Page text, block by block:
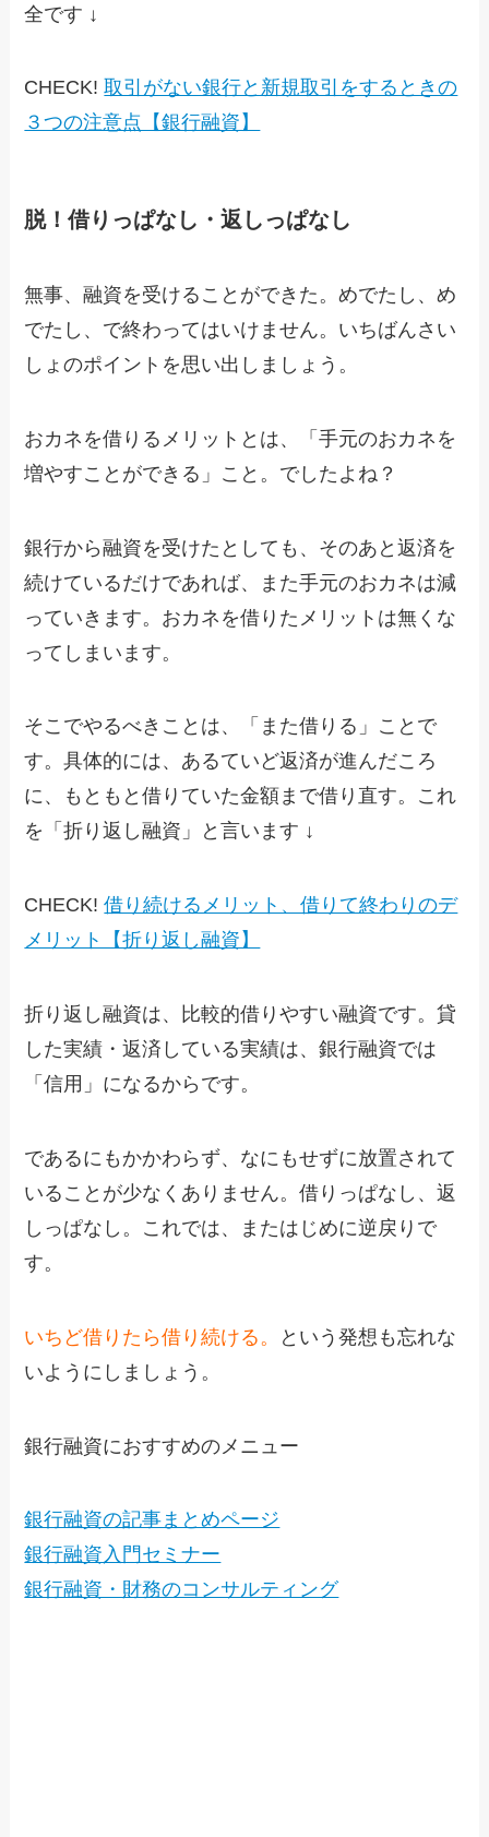
全です ↓
CHECK!取引がない銀行と新規取引をするときの
３つの注意点【銀行融資】
脱！借りっぱなし・返しっぱなし
無事、融資を受けることができた。めでたし、め
でたし、で終わってはいけません。いちばんさい
しょのポイントを思い出しましょう。
おカネを借りるメリットとは、「手元のおカネを
増やすことができる」こと。でしたよね？
銀行から融資を受けたとしても、そのあと返済を
続けているだけであれば、また手元のおカネは減
っていきます。おカネを借りたメリットは無くな
ってしまいます。
そこでやるべきことは、「また借りる」ことで
す。具体的には、あるていど返済が進んだころ
に、もともと借りていた金額まで借り直す。これ
を「折り返し融資」と言います ↓
CHECK!借り続けるメリット、借りて終わりのデ
メリット【折り返し融資】
折り返し融資は、比較的借りやすい融資です。貸
した実績・返済している実績は、銀行融資では
「信用」になるからです。
であるにもかかわらず、なにもせずに放置されて
いることが少なくありません。借りっぱなし、返
しっぱなし。これでは、またはじめに逆戻りで
す。
いちど借りたら借り続ける。
という発想も忘れな
いようにしましょう。
銀行融資におすすめのメニュー
銀行融資の記事まとめページ
銀行融資入門セミナー
銀行融資・財務のコンサルティング